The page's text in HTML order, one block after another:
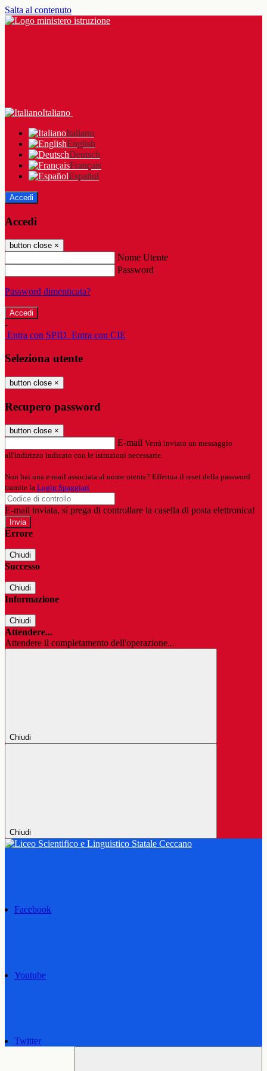
Salta al contenuto
Italiano
Italiano
English
Deutsch
Français
Español
Accedi
Accedi
button close ×
Nome Utente
Password
Password dimenticata?
-
Entra con SPID Entra con CIE
Seleziona utente
button close ×
Recupero password
button close ×
E-mail Verrà inviato un messaggio
all'indirizzo indicato con le istruzioni necessarie.
Non hai una e-mail associata al nome utente? Effettua il reset della password
tramite la Login Spaggiari
E-mail inviata, si prega di controllare la casella di posta elettronica!
Errore
Chiudi
Successo
Chiudi
Informazione
Chiudi
Attendere...
Attendere il completamento dell'operazione...
Chiudi
Chiudi
Facebook
Youtube
Twitter